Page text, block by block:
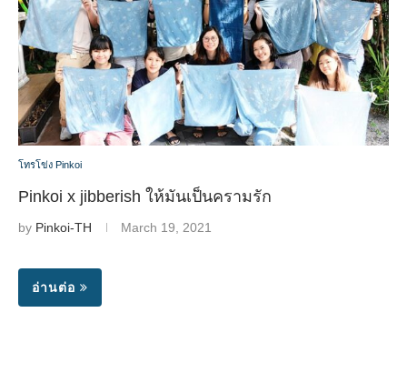
โทรโข่ง Pinkoi
Pinkoi x jibberish ให้มันเป็นครามรัก
by Pinkoi-TH March 19, 2021
อ่านต่อ